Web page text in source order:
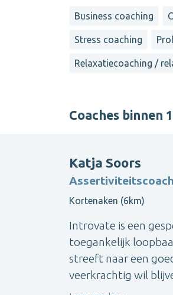
Business coaching
Stress coaching
Relaxatiecoaching /
Coaches binnen
Katja Soors
Kortenaken (6km)
Introvate is een
toegankelijk
streeft naar een
veerkrachtig wil